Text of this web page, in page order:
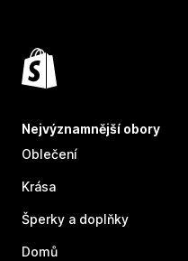
Nejvýznamnější obory
Oblečení
Krása
Šperky a doplňky
Domů